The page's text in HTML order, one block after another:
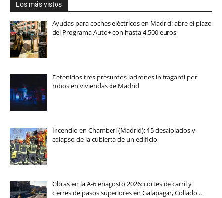
Los más vistos
Ayudas para coches eléctricos en Madrid: abre el plazo
del Programa Auto+ con hasta 4.500 euros
Detenidos tres presuntos ladrones in fraganti por
robos en viviendas de Madrid
Incendio en Chamberí (Madrid): 15 desalojados y
colapso de la cubierta de un edificio
Obras en la A-6 enagosto 2026: cortes de carril y
cierres de pasos superiores en Galapagar, Collado …